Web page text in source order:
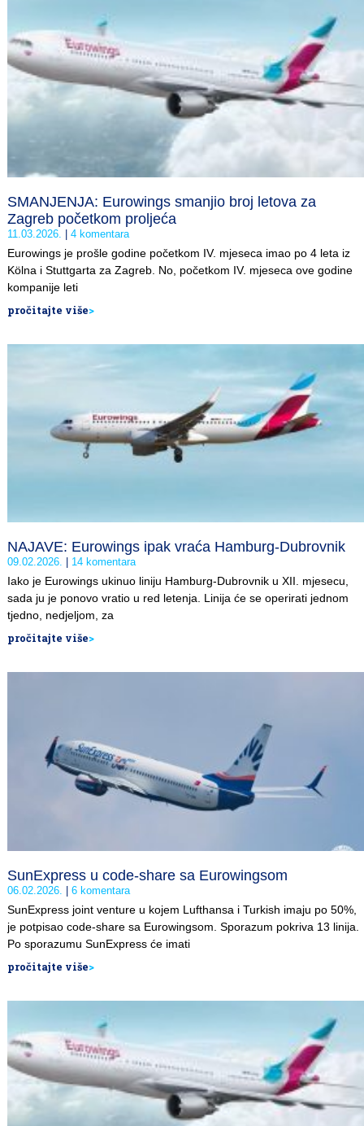
SMANJENJA: Eurowings smanjio broj letova za
Zagreb početkom proljeća
11.03.2026. 4 komentara
Eurowings je prošle godine početkom IV. mjeseca imao po 4 leta iz
Kölna i Stuttgarta za Zagreb. No, početkom IV. mjeseca ove godine
kompanije leti
pročitajte više>
NAJAVE: Eurowings ipak vraća Hamburg-Dubrovnik
09.02.2026. 14 komentara
Iako je Eurowings ukinuo liniju Hamburg-Dubrovnik u XII. mjesecu,
sada ju je ponovo vratio u red letenja. Linija će se operirati jednom
tjedno, nedjeljom, za
pročitajte više>
SunExpress u code-share sa Eurowingsom
06.02.2026. 6 komentara
SunExpress joint venture u kojem Lufthansa i Turkish imaju po 50%,
je potpisao code-share sa Eurowingsom. Sporazum pokriva 13 linija.
Po sporazumu SunExpress će imati
pročitajte više>